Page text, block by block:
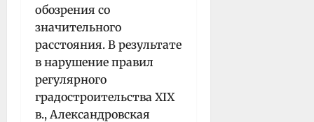
обозрения со
значительного
расстояния. В результате
в нарушение правил
регулярного
градостроительства XIX
в., Александровская